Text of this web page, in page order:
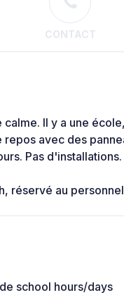
CONTACT
Il y a une
avec des
Pas
réservé au
school hours/days